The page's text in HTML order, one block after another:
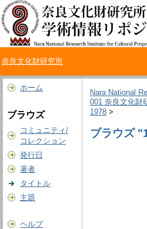
奈良文化財研究所
ホーム
ブラウズ
コミュニティ/
コレクション
発行日
著者
タイトル
主題
ヘルプ
Nara National
001 奈良文化財
1978 >
ブラウズ